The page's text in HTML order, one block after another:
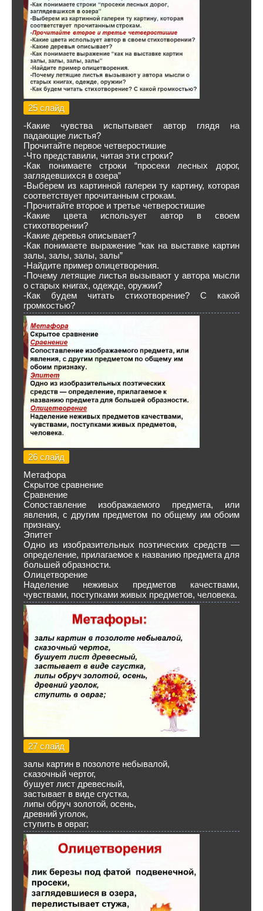
25 слайд
-Какие чувства испытывает автор глядя на
падающие листья?
Прочитайте первое четверостишие
-Что представили, читая эти строки?
-Как понимаете строки “просеки лесных дорог,
заглядевшихся в озера”
-Выберем из картинной галереи ту картину, которая
соответствует прочитанным строкам.
-Прочитайте второе и третье четверостишие
-Какие цвета использует автор в своем
стихотворении?
-Какие деревья описывает?
-Как понимаете выражение “как на выставке картин
залы, залы, залы, залы”
-Найдите пример олицетворения.
-Почему летящие листья вызывают у автора мысли
о старых книгах, одежде, оружии?
-Как будем читать стихотворение? С какой
громкостью?
26 слайд
Метафора
Скрытое сравнение
Сравнение
Сопоставление изображаемого предмета, или
явления, с другим предметом по общему им обоим
признаку.
Эпитет
Одно из изобразительных поэтических средств —
определение, прилагаемое к названию предмета для
большей образности.
Олицетворение
Наделение неживых предметов качествами,
чувствами, поступками живых предметов, человека.
27 слайд
залы картин в позолоте небывалой,
сказочный чертог,
бушует лист древесный,
застывает в виде сгустка,
липы обруч золотой, осень,
древний уголок,
ступить в овраг;